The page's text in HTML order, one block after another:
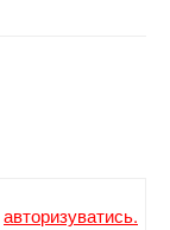
авторизуватись.